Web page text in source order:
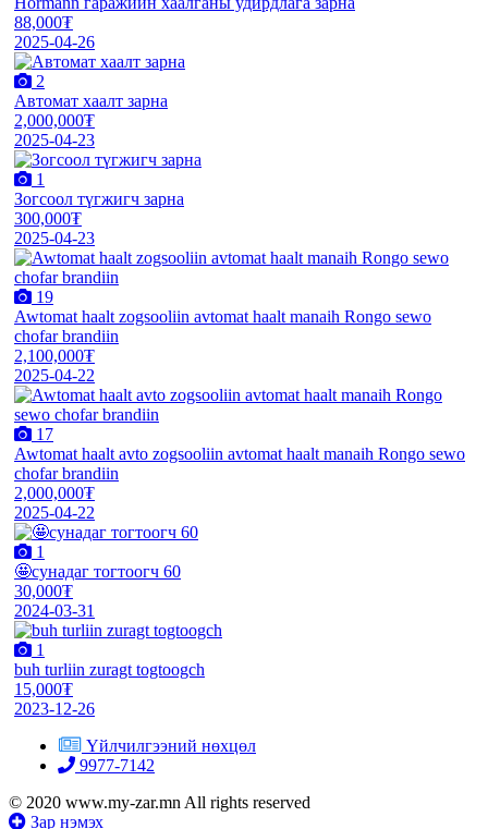
88,000₮
2025-04-26
2
Автомат хаалт зарна
2,000,000₮
2025-04-23
1
Зогсоол түгжигч зарна
300,000₮
2025-04-23
19
Awtomat haalt zogsooliin avtomat haalt manaih Rongo sewo
chofar brandiin
2,100,000₮
2025-04-22
17
Awtomat haalt avto zogsooliin avtomat haalt manaih Rongo sewo
chofar brandiin
2,000,000₮
2025-04-22
1
🤩сунадаг тогтоогч 60
30,000₮
2024-03-31
1
buh turliin zuragt togtoogch
15,000₮
2023-12-26
Үйлчилгээний нөхцөл
9977-7142
© 2020 www.my-zar.mn All rights reserved
Зар нэмэх